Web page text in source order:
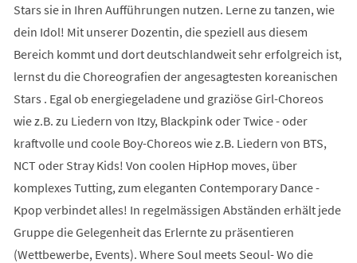
Stars sie in Ihren Aufführungen nutzen. Lerne zu tanzen, wie
dein Idol! Mit unserer Dozentin, die speziell aus diesem
Bereich kommt und dort deutschlandweit sehr erfolgreich ist,
lernst du die Choreografien der angesagtesten koreanischen
Stars . Egal ob energiegeladene und graziöse Girl-Choreos
wie z.B. zu Liedern von Itzy, Blackpink oder Twice - oder
kraftvolle und coole Boy-Choreos wie z.B. Liedern von BTS,
NCT oder Stray Kids! Von coolen HipHop moves, über
komplexes Tutting, zum eleganten Contemporary Dance -
Kpop verbindet alles! In regelmässigen Abständen erhält jede
Gruppe die Gelegenheit das Erlernte zu präsentieren
(Wettbewerbe, Events). Where Soul meets Seoul- Wo die